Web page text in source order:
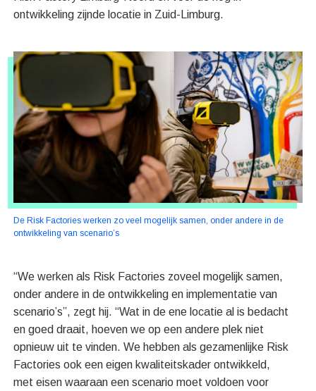
ontwikkeling zijnde locatie in Zuid-Limburg.
De Risk Factories werken zo veel mogelijk samen, onder andere in de
ontwikkeling van scenario’s
“We werken als Risk Factories zoveel mogelijk samen,
onder andere in de ontwikkeling en implementatie van
scenario’s”, zegt hij. “Wat in de ene locatie al is bedacht
en goed draait, hoeven we op een andere plek niet
opnieuw uit te vinden. We hebben als gezamenlijke Risk
Factories ook een eigen kwaliteitskader ontwikkeld,
met eisen waaraan een scenario moet voldoen voor